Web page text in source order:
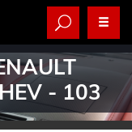
- 103